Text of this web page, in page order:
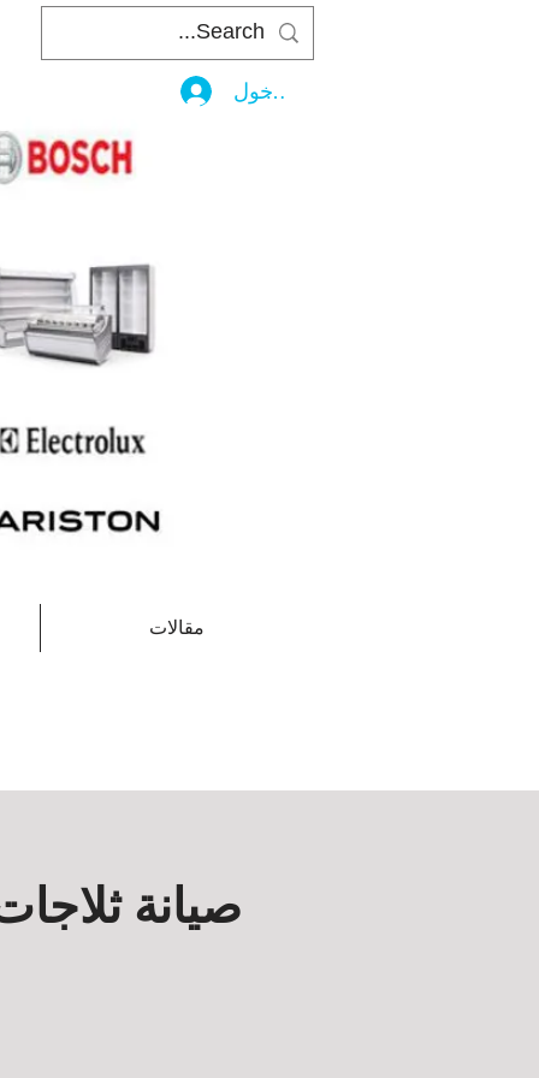
تسجيل الدخول
مقالات
صيانة